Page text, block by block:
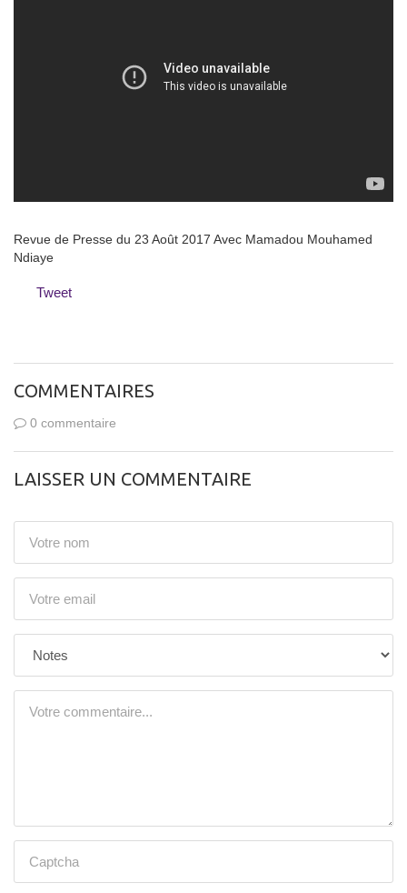
Revue de Presse du 23 Août 2017 Avec Mamadou Mouhamed
Ndiaye
Tweet
COMMENTAIRES
0 commentaire
LAISSER UN COMMENTAIRE